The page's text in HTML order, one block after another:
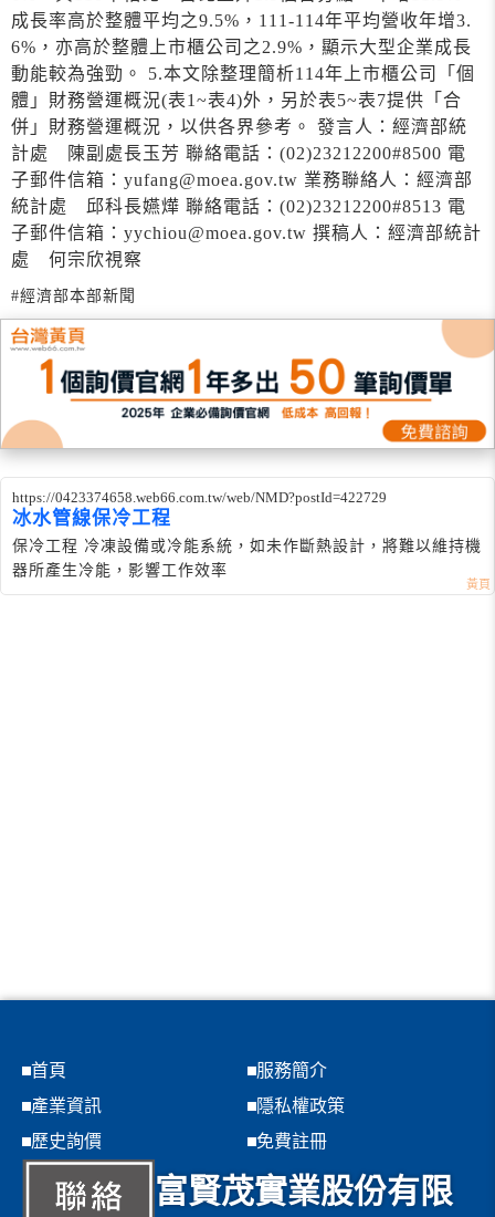
成長率高於整體平均之9.5%，111-114年平均營收年增3.
6%，亦高於整體上市櫃公司之2.9%，顯示大型企業成長
動能較為強勁。 5.本文除整理簡析114年上市櫃公司「個
體」財務營運概況(表1~表4)外，另於表5~表7提供「合
併」財務營運概況，以供各界參考。 發言人：經濟部統
計處 陳副處長玉芳 聯絡電話：(02)23212200#8500 電
子郵件信箱：yufang@moea.gov.tw 業務聯絡人：經濟部
統計處 邱科長嬿燁 聯絡電話：(02)23212200#8513 電
子郵件信箱：yychiou@moea.gov.tw 撰稿人：經濟部統計
處 何宗欣視察
#經濟部本部新聞
https://0423374658.web66.com.tw/web/NMD?postId=422729
冰水管線保冷工程
保冷工程 冷凍設備或冷能系統，如未作斷熱設計，將難以維持機
器所產生冷能，影響工作效率
首頁
服務簡介
產業資訊
隱私權政策
歷史詢價
免費註冊
富賢茂實業股份有限